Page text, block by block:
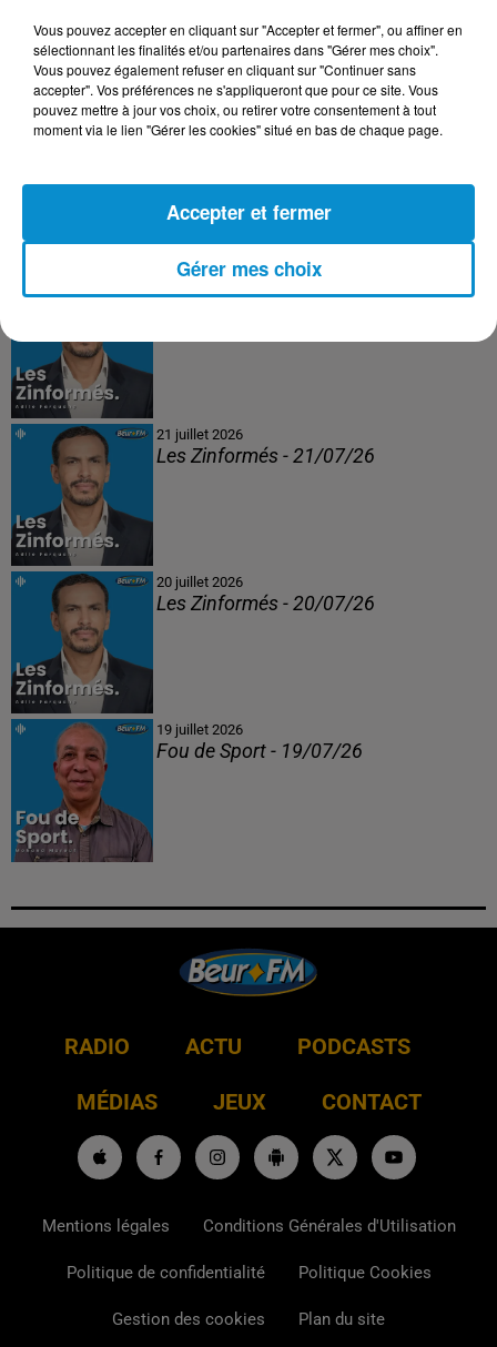
23 juillet 2026
21 juillet 2026
Les Zinformés - 21/07/26
20 juillet 2026
Les Zinformés - 20/07/26
19 juillet 2026
Fou de Sport - 19/07/26
RADIO ACTU PODCASTS
MÉDIAS JEUX CONTACT
Mentions légales Conditions Générales d'Utilisation
Politique de confidentialité Politique Cookies
Gestion des cookies Plan du site
Vous pouvez accepter en cliquant sur "Accepter et fermer", ou affiner en
sélectionnant les finalités et/ou partenaires dans "Gérer mes choix".
Vous pouvez également refuser en cliquant sur "Continuer sans
accepter". Vos préférences ne s'appliqueront que pour ce site. Vous
pouvez mettre à jour vos choix, ou retirer votre consentement à tout
moment via le lien "Gérer les cookies" situé en bas de chaque page.
Gérer mes choix
Accepter et fermer